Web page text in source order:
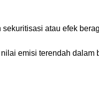
atau efek
emisi terendah dalam